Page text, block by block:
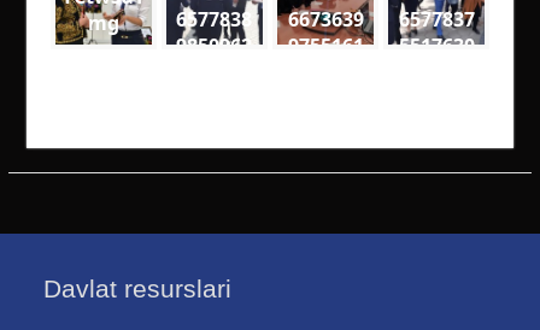
mg
6577838
9850962
79184 n
6673639
9755161
61205 n
6577837
5517630
74281 n
Davlat resurslari